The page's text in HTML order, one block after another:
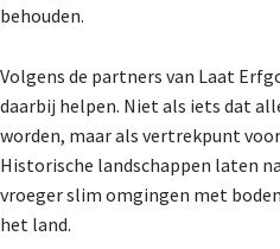
behouden.
Volgens de partners van Laat
daarbij helpen. Niet als iets dat
worden, maar als vertrekpunt
Historische landschappen laten
vroeger slim omgingen met
het land.